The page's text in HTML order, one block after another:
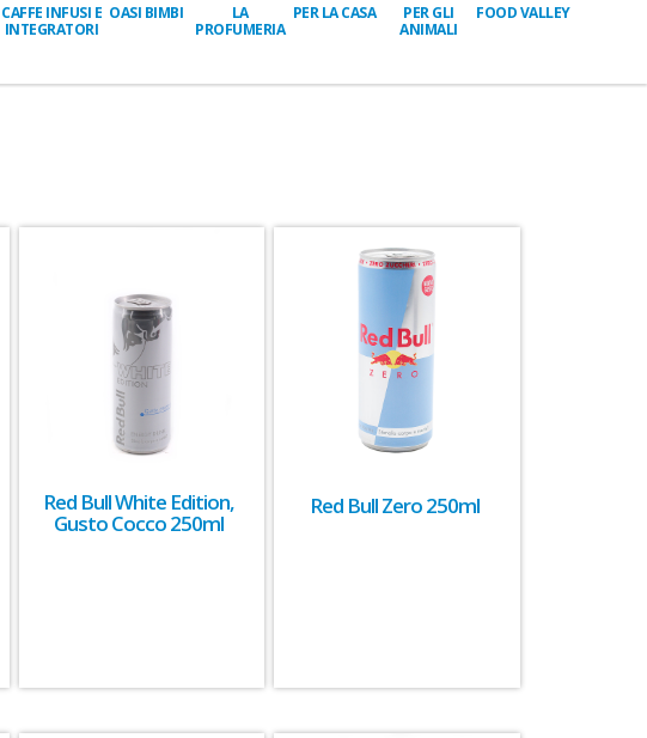
CAFFE INFUSI E
INTEGRATORI
OASI BIMBI
LA
PROFUMERIA
PER LA CASA
PER GLI
ANIMALI
FOOD VALLEY
Red Bull White Edition,
Gusto Cocco 250ml
Red Bull Zero 250ml